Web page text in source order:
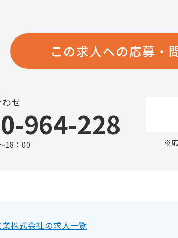
この求人への応募・
せ
964-228
18：00 ※
株式会社の求人一覧